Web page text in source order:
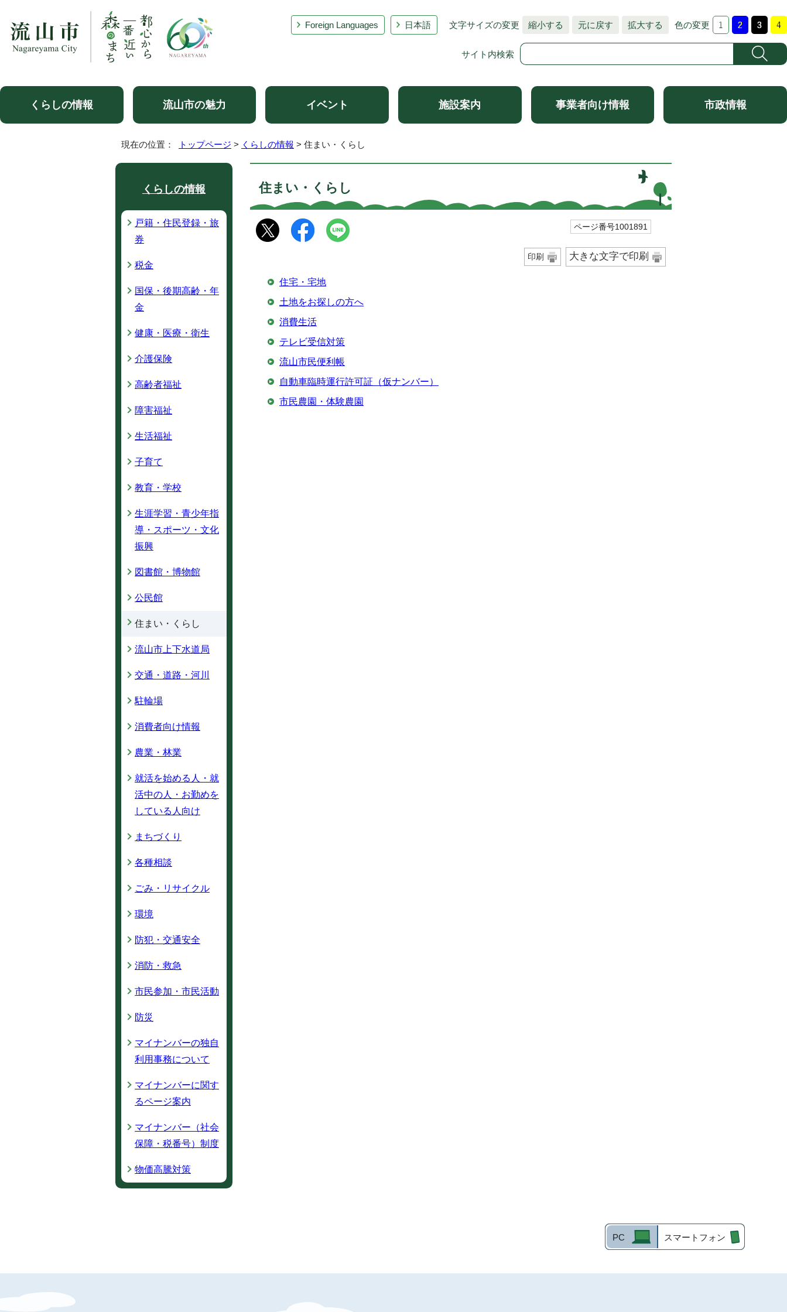
Foreign Languages 日本語 文字サイズの変更 縮小する 元に戻す 拡大する 色の変更
サイト内検索
くらしの情報 流山市の魅力 イベント 施設案内 事業者向け情報 市政情報
現在の位置： トップページ > くらしの情報 > 住まい・くらし
住まい・くらし
ページ番号1001891
印刷 大きな文字で印刷
住宅・宅地
土地をお探しの方へ
消費生活
テレビ受信対策
流山市民便利帳
自動車臨時運行許可証（仮ナンバー）
市民農園・体験農園
くらしの情報
戸籍・住民登録・旅
券
税金
国保・後期高齢・年
金
健康・医療・衛生
介護保険
高齢者福祉
障害福祉
生活福祉
子育て
教育・学校
生涯学習・青少年指
導・スポーツ・文化
振興
図書館・博物館
公民館
住まい・くらし
流山市上下水道局
交通・道路・河川
駐輪場
消費者向け情報
農業・林業
就活を始める人・就
活中の人・お勤めを
している人向け
まちづくり
各種相談
ごみ・リサイクル
環境
防犯・交通安全
消防・救急
市民参加・市民活動
防災
マイナンバーの独自
利用事務について
マイナンバーに関す
るページ案内
マイナンバー（社会
保障・税番号）制度
物価高騰対策
PC スマートフォン